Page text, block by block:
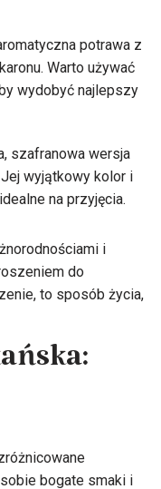
potrawa z
Warto używać
wydobyć najlepszy
szafranowa wersja
wyjątkowy kolor i
na przyjęcia.
i
do
to sposób życia,
bogate smaki i